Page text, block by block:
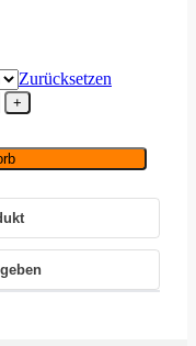
Zurücksetzen